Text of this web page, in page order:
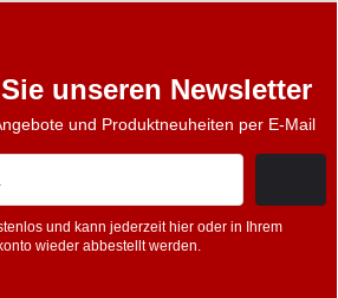
unseren Newsletter
und Produktneuheiten per E-Mail
und kann jederzeit hier oder in Ihrem
wieder abbestellt werden.